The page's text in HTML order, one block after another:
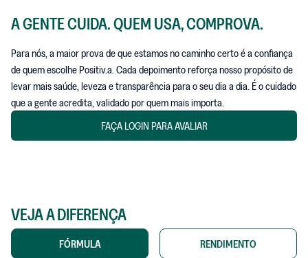
A GENTE CUIDA. QUEM USA, COMPROVA.
Para nós, a maior prova de que estamos no caminho certo é a confiança
de quem escolhe Positiv.a. Cada depoimento reforça nosso propósito de
levar mais saúde, leveza e transparência para o seu dia a dia. É o cuidado
que a gente acredita, validado por quem mais importa.
FAÇA LOGIN PARA AVALIAR
VEJA A DIFERENÇA
FÓRMULA RENDIMENTO